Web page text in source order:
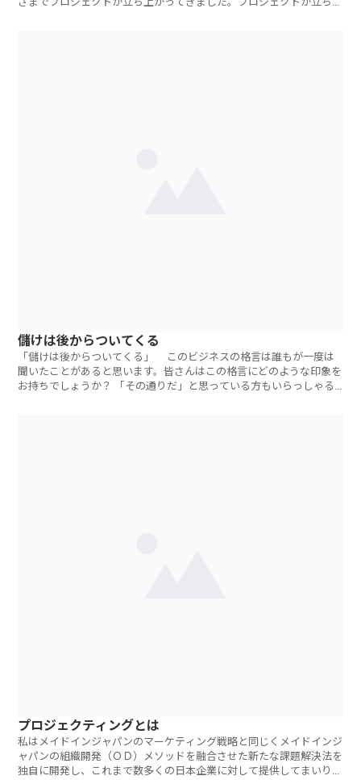
儲けは後からついてくる
「儲けは後からついてくる」 このビジネスの格言は誰もが一度は
聞いたことがあると思います。皆さんはこの格言にどのような印象を
お持ちでしょうか？ 「その通りだ」と思っている方もいらっしゃる
プロジェクティングとは
私はメイドインジャパンのマーケティング戦略と同じくメイドインジ
ャパンの組織開発（ＯＤ）メソッドを融合させた新たな課題解決法を
独自に開発し、これまで数多くの日本企業に対して提供してまいりま